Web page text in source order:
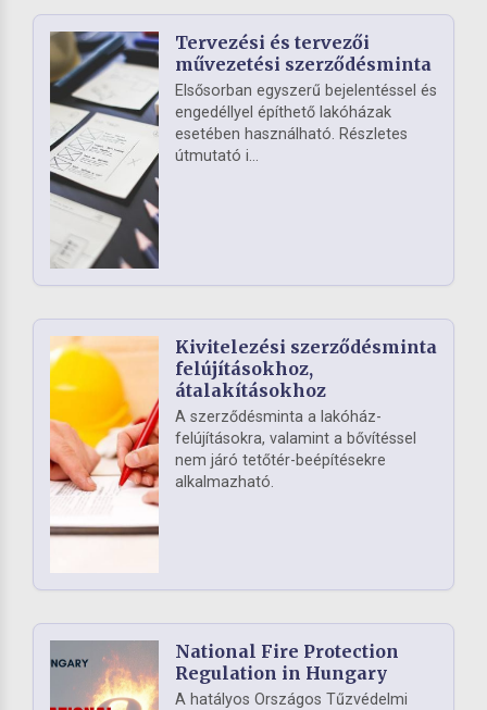
Tervezési és tervezői
művezetési szerződésminta
Elsősorban egyszerű bejelentéssel és
engedéllyel építhető lakóházak
esetében használható. Részletes
útmutató i...
Kivitelezési szerződésminta
felújításokhoz,
átalakításokhoz
A szerződésminta a lakóház-
felújításokra, valamint a bővítéssel
nem járó tetőtér-beépítésekre
alkalmazható.
National Fire Protection
Regulation in Hungary
A hatályos Országos Tűzvédelmi